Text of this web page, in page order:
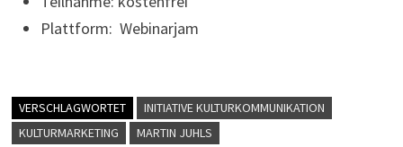
Plattform: Webinarjam
VERSCHLAGWORTET
INITIATIVE KULTURKOMMUNIKATION
KULTURMARKETING
MARTIN JUHLS